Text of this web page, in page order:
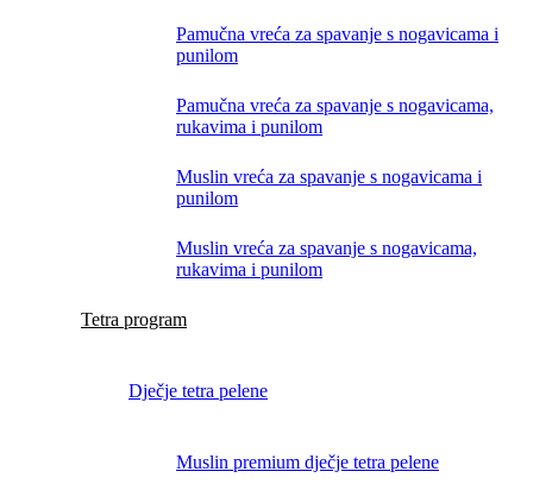
Pamučna vreća za spavanje s nogavicama i
punilom
Pamučna vreća za spavanje s nogavicama,
rukavima i punilom
Muslin vreća za spavanje s nogavicama i
punilom
Muslin vreća za spavanje s nogavicama,
rukavima i punilom
Tetra program
Dječje tetra pelene
Muslin premium dječje tetra pelene